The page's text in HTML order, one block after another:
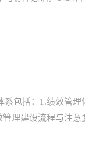
包括：1.绩效管
理建设流程与注